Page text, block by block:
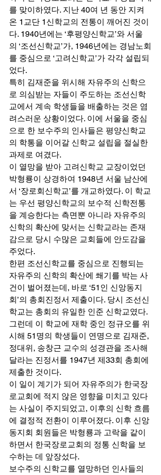
를 맞이하였다. 지난 40여 년 동안 지켜
온 1교단 1신학교의 전통이 깨어진 것이
다. 1940년에는 ‘후평양신학교’와 서울
의 ‘조선신학교’가, 1946년에는 경남노회
를 중심으로 ‘고려신학교’가 각각 설립되
었다.
특히 김재준을 위시해 자유주의 신학으
로 의심받는 자들이 주도하는 조선신학
교에서 계속 학생들을 배출하는 것은 염
려스러운 상황이었다. 이에 서울을 중심
으로 한 보수주의 인사들은 평양신학교
의 학통을 이어갈 신학교 설립을 절실한
과제로 여겼다.
이 열망을 받아 고려신학교 교장이었던
박형룡이 상경하여 1948년 서울 남산에
서 ‘장로회신학교’를 개교하였다. 이 학교
는 우선 평양신학교의 보수적 신학전통
을 계승한다는 측면뿐 아니라 자유주의
신학의 확산에 맞서는 신학교라는 존재
감으로 당시 수많은 교회들에 안도감을
주었다.
한편 조선신학교를 중심으로 진행되는
자유주의 신학의 확산에 쐐기를 박는 사
건이 벌어졌는데, 바로 ‘51인 신앙동지
회’의 총회진정서 제출이다. 당시 조선신
학교는 총회의 유일한 인준 신학교였다.
그런데 이 학교에 재학 중인 정규오를 위
시해 51명의 학생들이 연명으로 김재준,
정대위, 송창근 교수의 성경관을 조사해
달라는 진정서를 1947년 제33회 총회에
제출한 것이다.
이 일이 계기가 되어 자유주의가 한국장
로교회에 적지 않은 영향을 미치고 있다
는 사실이 주지되었고, 이후의 신학 흐름
에 결정적 전환이 이루어졌다. 이후 신앙
동지회 회원들은 박형룡과 고락을 같이
하면서 한국장로교회의 정통 신학을 보
수하는 데 앞장섰다.
보수주의 신학교를 열망하던 인사들의